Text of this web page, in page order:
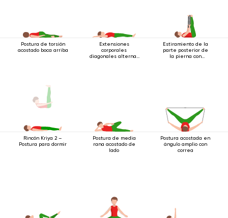
Postura de torsión
acostado boca arriba
Extensiones
corporales
diagonales alternas
Estiramiento de la
parte posterior de
la pierna con
Rincón Kriya 2 –
Postura para dormir
Postura de media
rana acostado de
lado
Postura acostada en
ángulo amplio con
correa